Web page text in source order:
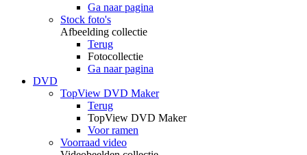
Ga naar pagina
Stock foto's
Afbeelding collectie
Terug
Fotocollectie
Ga naar pagina
DVD
TopView DVD Maker
Terug
TopView DVD Maker
Voor ramen
Voorraad video